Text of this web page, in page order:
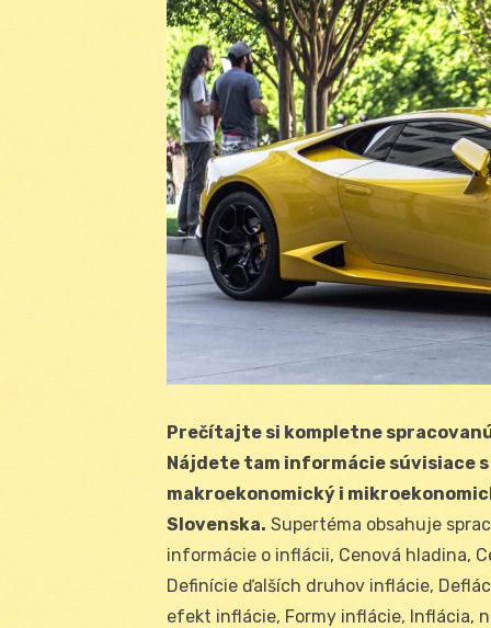
Prečítajte si kompletne
Nájdete tam informácie súvisiace
makroekonomický i
Slovenska. Supertéma obsahuje
informácie o inflácii, Cenová hladina,
Definície ďalších druhov inflácie,
efekt inflácie, Formy inflácie, Inflácia,